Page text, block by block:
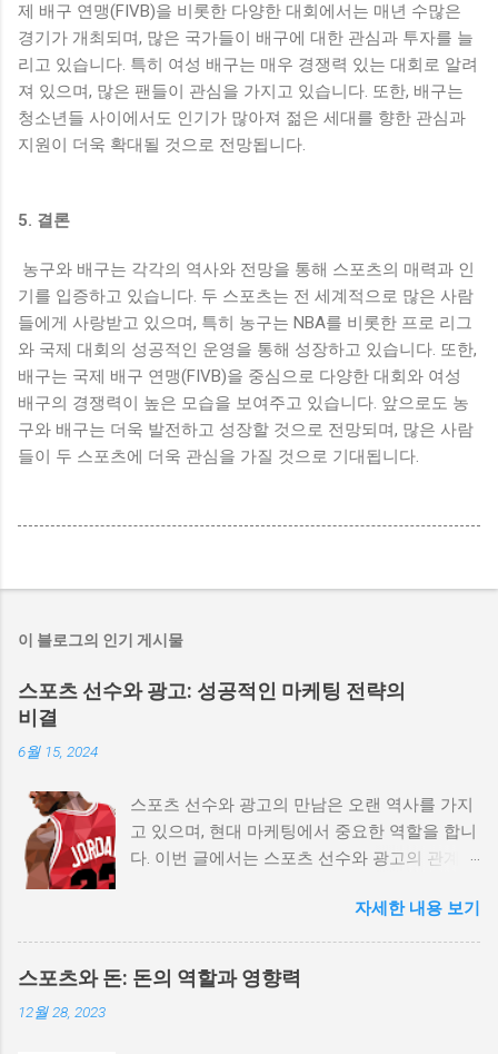
제 배구 연맹(FIVB)을 비롯한 다양한 대회에서는 매년 수많은
경기가 개최되며, 많은 국가들이 배구에 대한 관심과 투자를 늘
리고 있습니다. 특히 여성 배구는 매우 경쟁력 있는 대회로 알려
져 있으며, 많은 팬들이 관심을 가지고 있습니다. 또한, 배구는
청소년들 사이에서도 인기가 많아져 젊은 세대를 향한 관심과
지원이 더욱 확대될 것으로 전망됩니다.
5. 결론
농구와 배구는 각각의 역사와 전망을 통해 스포츠의 매력과 인
기를 입증하고 있습니다. 두 스포츠는 전 세계적으로 많은 사람
들에게 사랑받고 있으며, 특히 농구는 NBA를 비롯한 프로 리그
와 국제 대회의 성공적인 운영을 통해 성장하고 있습니다. 또한,
배구는 국제 배구 연맹(FIVB)을 중심으로 다양한 대회와 여성
배구의 경쟁력이 높은 모습을 보여주고 있습니다. 앞으로도 농
구와 배구는 더욱 발전하고 성장할 것으로 전망되며, 많은 사람
들이 두 스포츠에 더욱 관심을 가질 것으로 기대됩니다.
이 블로그의 인기 게시물
스포츠 선수와 광고: 성공적인 마케팅 전략의
비결
6월 15, 2024
스포츠 선수와 광고의 만남은 오랜 역사를 가지
고 있으며, 현대 마케팅에서 중요한 역할을 합니
다. 이번 글에서는 스포츠 선수와 광고의 관계,
통해 이 주제를 깊이 탐구해 보겠습니다. 스포
츠스타와 광고: 영향력과 성공 사례
(spots11.com) 1. 스포츠 선수와 광고의 역사적
배경 스포츠 선수와 광고의 관계는 20세기 초반
자세한 내용 보기
스포츠와 돈: 돈의 역할과 영향력
12월 28, 2023